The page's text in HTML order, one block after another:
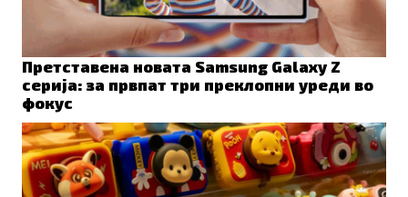
Претставена новата Samsung Galaxy Z
серија: за првпат три преклопни уреди во
фокус